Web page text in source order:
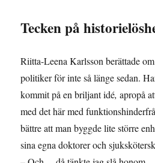
Tecken på
Riitta-Leena Karlsson berättade
politiker för inte så länge sedan.
kommit på en briljant idé, apropå
med det här med
bättre att man byggde lite större
sina egna doktorer och